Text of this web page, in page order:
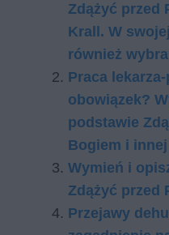
Zdążyć przed
Krall. W
również
Praca
obowiązek?
podstawie
Bogiem i
Wymień i
Zdążyć przed
Przejawy